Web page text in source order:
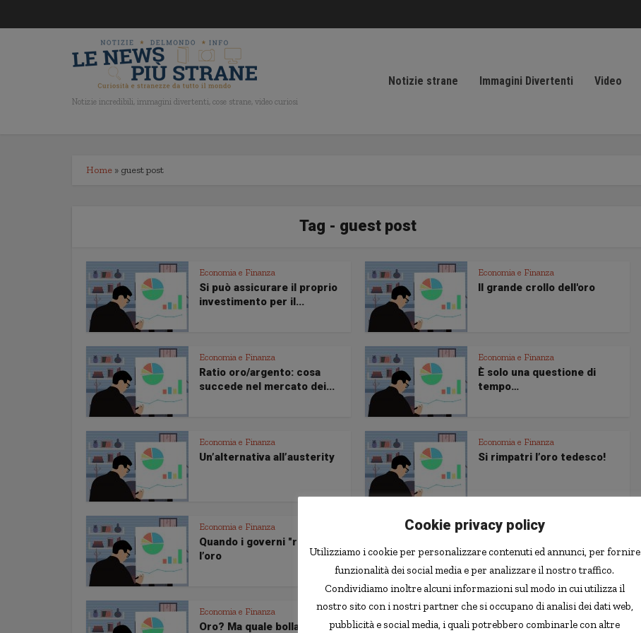
Notizie incredibili, immagini divertenti, cose strane, video curiosi
Notizie strane Immagini Divertenti Video
Home » guest post
Tag - guest post
Economia e Finanza
Si può assicurare il proprio
investimento per il...
Economia e Finanza
Il grande crollo dell'oro
Economia e Finanza
Ratio oro/argento: cosa
succede nel mercato dei...
Economia e Finanza
È solo una questione di
tempo…
Economia e Finanza
Un’alternativa all’austerity
Economia e Finanza
Si rimpatri l’oro tedesco!
Economia e Finanza
Quando i governi "rubano"
l’oro
Economia e Finanza
ammortamento mutuo e
come...
Economia e Finanza
Oro? Ma quale bolla! Marc
Economia e Finanza
Mobile banking: è boom
Cookie privacy policy
Utilizziamo i cookie per personalizzare contenuti ed annunci, per fornire
funzionalità dei social media e per analizzare il nostro traffico.
Condividiamo inoltre alcuni informazioni sul modo in cui utilizza il
nostro sito con i nostri partner che si occupano di analisi dei dati web,
pubblicità e social media, i quali potrebbero combinarle con altre